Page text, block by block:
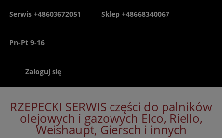
Serwis +48603672051 Sklep +48668340067
Pn-Pt 9-16
Zaloguj się
RZEPECKI SERWIS części do palników
olejowych i gazowych Elco, Riello,
Weishaupt, Giersch i innych